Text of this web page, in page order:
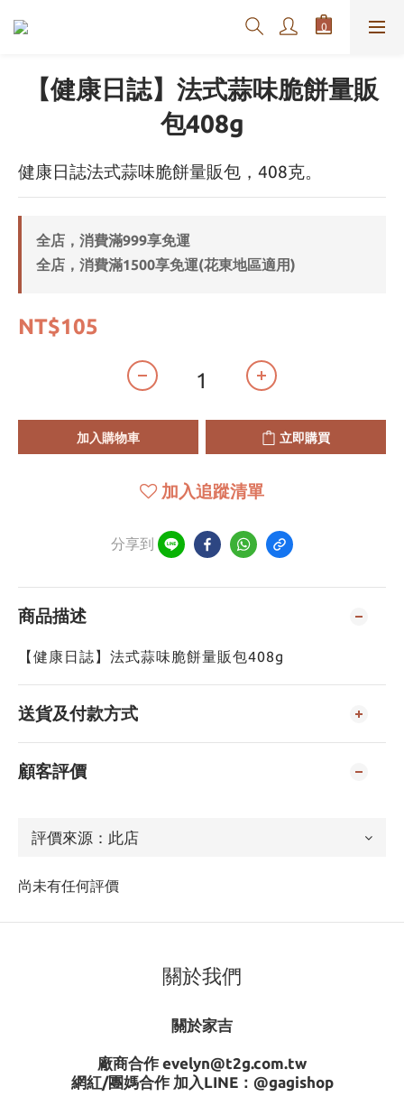
【健康日誌】法式蒜味脆餅量販
包408g
健康日誌法式蒜味脆餅量販包，408克。
全店，消費滿999享免運
全店，消費滿1500享免運(花東地區適用)
NT$105
加入購物車 立即購買
加入追蹤清單
分享到
商品描述
【健康日誌】法式蒜味脆餅量販包408g
送貨及付款方式
顧客評價
尚未有任何評價
關於我們
關於家吉
廠商合作 evelyn@t2g.com.tw
網紅/團媽合作 加入LINE： @gagishop